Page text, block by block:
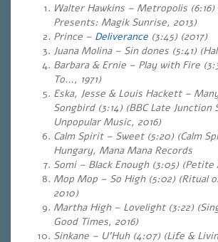
Walter Hawkins – Metropolis (6:16)
Presents: Magik Sunrise, 2013)
Prince – Deliverance (3:45) (2017)
Juana Molina – Sin dones (5:41)
Barbara & Ernie – Play with Fire
To…, 1971)
Eska, Jesse & Louis Hackett –
Songbird (3:14) (BBC Late Junction
Unpopular Music, 2016)
Calm Spirit – Sweet (5:20) (Calm
Hungary, Mana Mana Records
Somi – Black Enough (3:05) (Petite
Mop Mop – So High (5:02) (Ritual
2010)
Martha High – Lovelight (3:22)
Good Times, 2016)
Sinkane – U’Huh (4:07) (Life &